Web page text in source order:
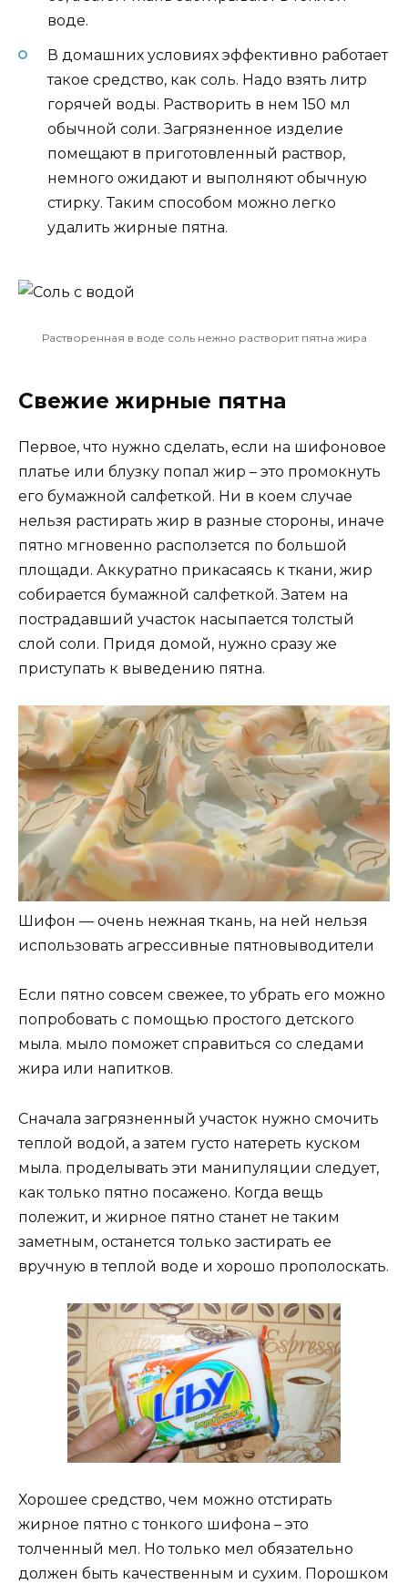
воде.
В домашних условиях эффективно работает
такое средство, как соль. Надо взять литр
горячей воды. Растворить в нем 150 мл
обычной соли. Загрязненное изделие
помещают в приготовленный раствор,
немного ожидают и выполняют обычную
стирку. Таким способом можно легко
удалить жирные пятна.
Растворенная в воде соль нежно растворит пятна жира
Свежие жирные пятна
Первое, что нужно сделать, если на шифоновое
платье или блузку попал жир – это промокнуть
его бумажной салфеткой. Ни в коем случае
нельзя растирать жир в разные стороны, иначе
пятно мгновенно расползется по большой
площади. Аккуратно прикасаясь к ткани, жир
собирается бумажной салфеткой. Затем на
пострадавший участок насыпается толстый
слой соли. Придя домой, нужно сразу же
приступать к выведению пятна.
Шифон — очень нежная ткань, на ней нельзя
использовать агрессивные пятновыводители
Если пятно совсем свежее, то убрать его можно
попробовать с помощью простого детского
мыла. мыло поможет справиться со следами
жира или напитков.
Сначала загрязненный участок нужно смочить
теплой водой, а затем густо натереть куском
мыла. проделывать эти манипуляции следует,
как только пятно посажено. Когда вещь
полежит, и жирное пятно станет не таким
заметным, останется только застирать ее
вручную в теплой воде и хорошо прополоскать.
Хорошее средство, чем можно отстирать
жирное пятно с тонкого шифона – это
толченный мел. Но только мел обязательно
должен быть качественным и сухим. Порошком